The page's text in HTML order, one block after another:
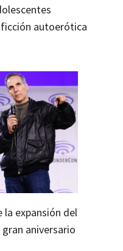
autoerótica
la expansión del
aniversario